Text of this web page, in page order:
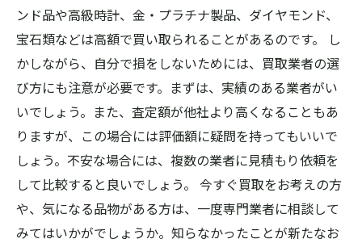
ンド品や高級時計、金・プラチナ製品、ダイヤモンド、
宝石類などは高額で買い取られることがあるのです。 し
かしながら、自分で損をしないためには、買取業者の選
び方にも注意が必要です。まずは、実績のある業者がい
いでしょう。また、査定額が他社より高くなることもあ
りますが、この場合には評価額に疑問を持ってもいいで
しょう。不安な場合には、複数の業者に見積もり依頼を
して比較すると良いでしょう。 今すぐ買取をお考えの方
や、気になる品物がある方は、一度専門業者に相談して
みてはいかがでしょうか。知らなかったことが新たなお